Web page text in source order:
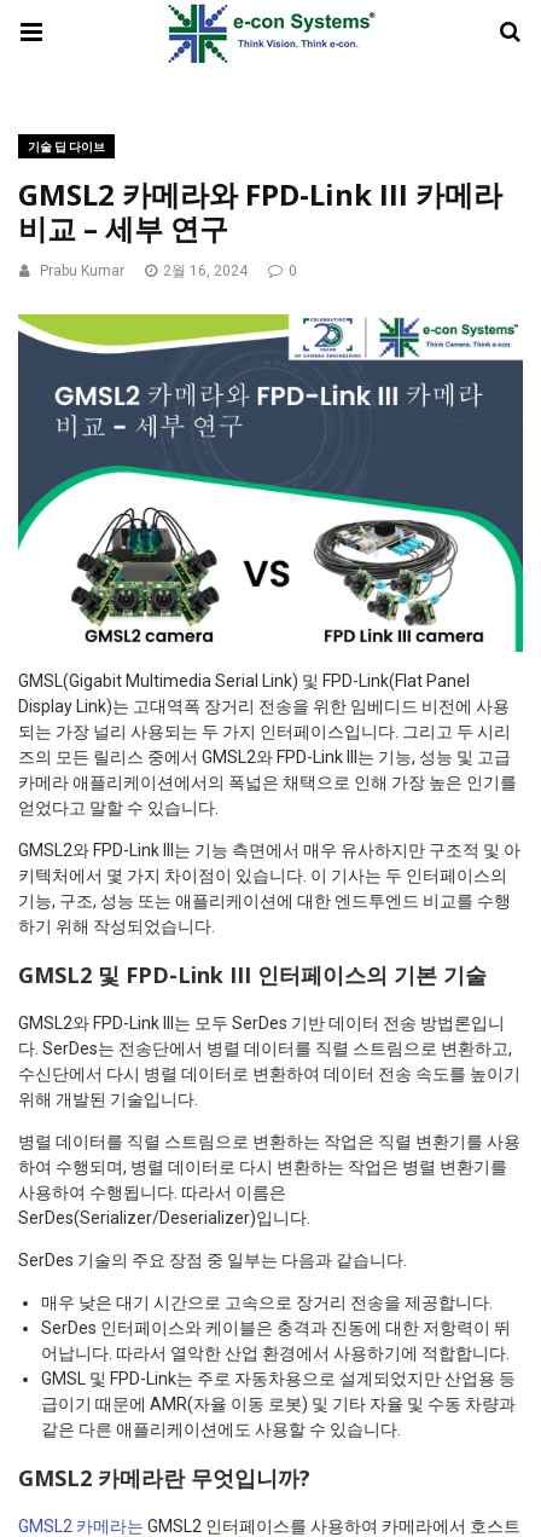
기술 딥 다이브
GMSL2 카메라와 FPD-Link III 카메라
비교 – 세부 연구
Prabu Kumar 2월 16, 2024 0
GMSL(Gigabit Multimedia Serial Link) 및 FPD-Link(Flat Panel
Display Link)는 고대역폭 장거리 전송을 위한 임베디드 비전에 사용
되는 가장 널리 사용되는 두 가지 인터페이스입니다. 그리고 두 시리
즈의 모든 릴리스 중에서 GMSL2와 FPD-Link III는 기능, 성능 및 고급
카메라 애플리케이션에서의 폭넓은 채택으로 인해 가장 높은 인기를
얻었다고 말할 수 있습니다.
GMSL2와 FPD-Link III는 기능 측면에서 매우 유사하지만 구조적 및 아
키텍처에서 몇 가지 차이점이 있습니다. 이 기사는 두 인터페이스의
기능, 구조, 성능 또는 애플리케이션에 대한 엔드투엔드 비교를 수행
하기 위해 작성되었습니다.
GMSL2 및 FPD-Link III 인터페이스의 기본 기술
GMSL2와 FPD-Link III는 모두 SerDes 기반 데이터 전송 방법론입니
다. SerDes는 전송단에서 병렬 데이터를 직렬 스트림으로 변환하고,
수신단에서 다시 병렬 데이터로 변환하여 데이터 전송 속도를 높이기
위해 개발된 기술입니다.
병렬 데이터를 직렬 스트림으로 변환하는 작업은 직렬 변환기를 사용
하여 수행되며, 병렬 데이터로 다시 변환하는 작업은 병렬 변환기를
사용하여 수행됩니다. 따라서 이름은
SerDes(Serializer/Deserializer)입니다.
SerDes 기술의 주요 장점 중 일부는 다음과 같습니다.
매우 낮은 대기 시간으로 고속으로 장거리 전송을 제공합니다.
SerDes 인터페이스와 케이블은 충격과 진동에 대한 저항력이 뛰
어납니다. 따라서 열악한 산업 환경에서 사용하기에 적합합니다.
GMSL 및 FPD-Link는 주로 자동차용으로 설계되었지만 산업용 등
급이기 때문에 AMR(자율 이동 로봇) 및 기타 자율 및 수동 차량과
같은 다른 애플리케이션에도 사용할 수 있습니다.
GMSL2 카메라란 무엇입니까?
GMSL2 카메라는 GMSL2 인터페이스를 사용하여 카메라에서 호스트